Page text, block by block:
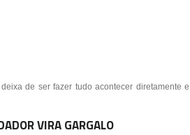
de ser fazer tudo acontecer diretamente e
VIRA GARGALO